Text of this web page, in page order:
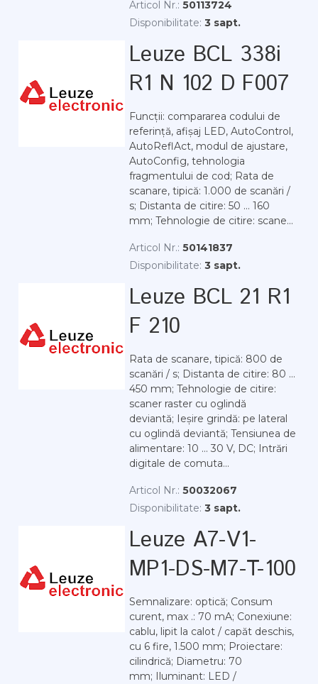
Articol Nr.: 50113724
Disponibilitate: 3 sapt.
Leuze BCL 338i
R1 N 102 D F007
Funcții: compararea codului de
referință, afișaj LED, AutoControl,
AutoReflAct, modul de ajustare,
AutoConfig, tehnologia
fragmentului de cod; Rata de
scanare, tipică: 1.000 de scanări /
s; Distanta de citire: 50 ... 160
mm; Tehnologie de citire: scane...
Articol Nr.: 50141837
Disponibilitate: 3 sapt.
Leuze BCL 21 R1
F 210
Rata de scanare, tipică: 800 de
scanări / s; Distanta de citire: 80 ...
450 mm; Tehnologie de citire:
scaner raster cu oglindă
deviantă; Ieșire grindă: pe lateral
cu oglindă deviantă; Tensiunea de
alimentare: 10 ... 30 V, DC; Intrări
digitale de comuta...
Articol Nr.: 50032067
Disponibilitate: 3 sapt.
Leuze A7-V1-
MP1-DS-M7-T-100
Semnalizare: optică; Consum
curent, max .: 70 mA; Conexiune:
cablu, lipit la calot / capăt deschis,
cu 6 fire, 1.500 mm; Proiectare:
cilindrică; Diametru: 70
mm; Iluminant: LED /